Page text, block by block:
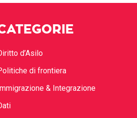
d’Asilo
di frontiera
& Integrazione